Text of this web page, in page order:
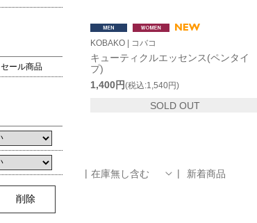
セール商品
KOBAKO | コバコ
キューティクルエッセンス(ペンタイ
プ)
1,400円(税込:1,540円)
SOLD OUT
在庫無し含む 新着商品